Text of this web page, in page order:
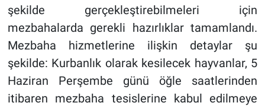
şekilde gerçekleştirebilmeleri için
mezbahalarda gerekli hazırlıklar tamamlandı.
Mezbaha hizmetlerine ilişkin detaylar şu
şekilde: Kurbanlık olarak kesilecek hayvanlar, 5
Haziran Perşembe günü öğle saatlerinden
itibaren mezbaha tesislerine kabul edilmeye